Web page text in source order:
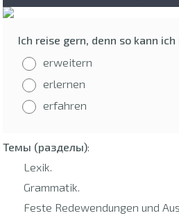
Ich reise gern, denn so kann
erweitern
erlernen
erfahren
Темы (разделы):
Lexik.
Grammatik.
Feste Redewendungen und